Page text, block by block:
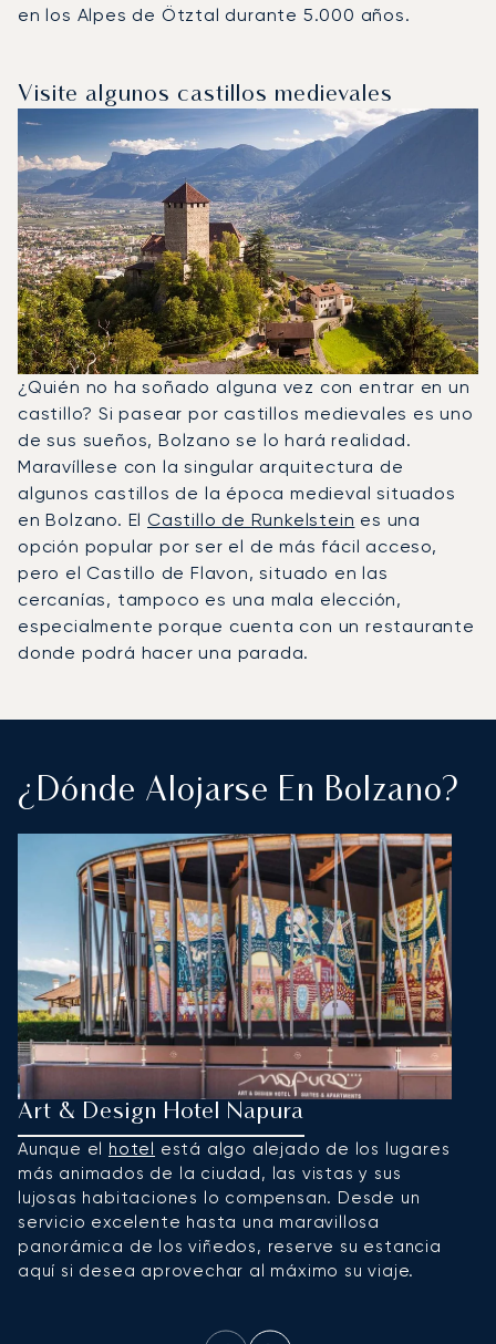
en los Alpes de Ötztal durante 5.000 años.
Visite algunos castillos medievales
¿Quién no ha soñado alguna vez con entrar en un
castillo? Si pasear por castillos medievales es uno
de sus sueños, Bolzano se lo hará realidad.
Maravíllese con la singular arquitectura de
algunos castillos de la época medieval situados
en Bolzano. ElCastillo de Runkelstein es una
opción popular por ser el de más fácil acceso,
pero el Castillo de Flavon, situado en las
cercanías, tampoco es una mala elección,
especialmente porque cuenta con un restaurante
donde podrá hacer una parada.
¿Dónde Alojarse En Bolzano?
Art & Design Hotel Napura
Aunque el hotel está algo alejado de los lugares
más animados de la ciudad, las vistas y sus
lujosas habitaciones lo compensan. Desde un
servicio excelente hasta una maravillosa
panorámica de los viñedos, reserve su estancia
aquí si desea aprovechar al máximo su viaje.